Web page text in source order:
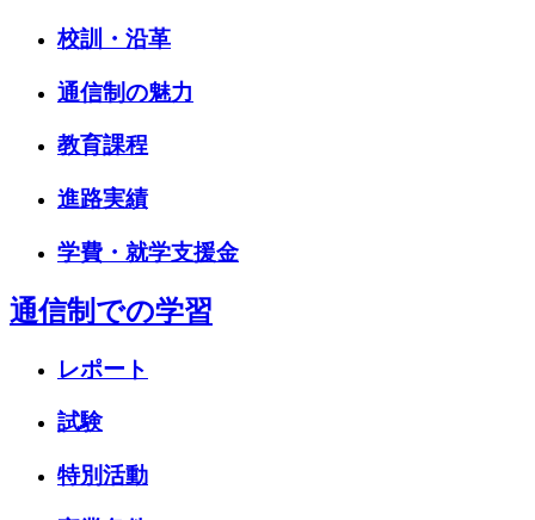
校訓・沿革
通信制の魅力
教育課程
進路実績
学費・就学支援金
通信制での学習
レポート
試験
特別活動